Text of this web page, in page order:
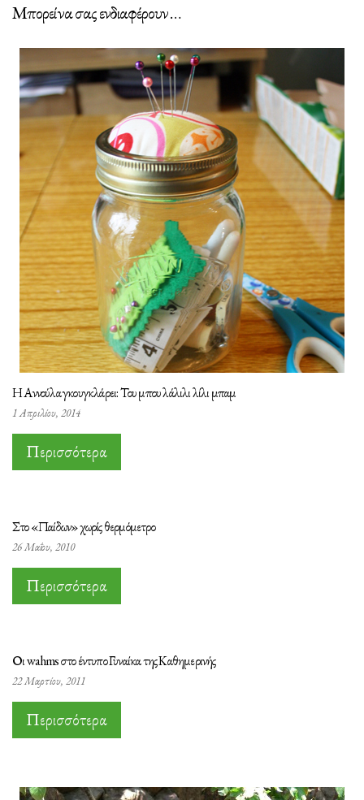
Μπορεί να σας ενδιαφέρουν …
Η Αννούλα γκουγκλάρει: Του μπου λάλιλι λίλι μπαμ
1 Απριλίου, 2014
Περισσότερα
Στο «Παίδων» χωρίς θερμόμετρο
26 Μαΐου, 2010
Περισσότερα
Οι wahms στο έντυπο Γυναίκα της Καθημερινής
22 Μαρτίου, 2011
Περισσότερα